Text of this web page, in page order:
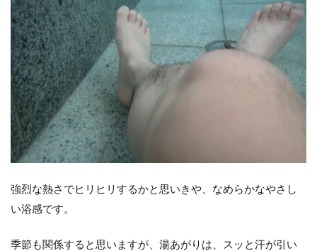
強烈な熱さでヒリヒリするかと思いきや、なめらかなやさし
い浴感です。
季節も関係すると思いますが、湯あがりは、スッと汗が引い